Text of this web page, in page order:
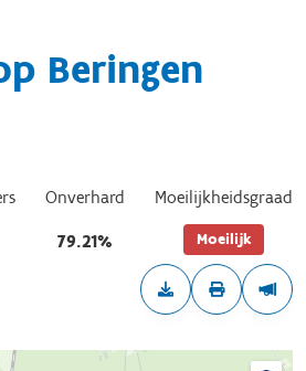
Beringen
Onverhard
79.21%
Moeilijkheidsgraad
Moeilijk